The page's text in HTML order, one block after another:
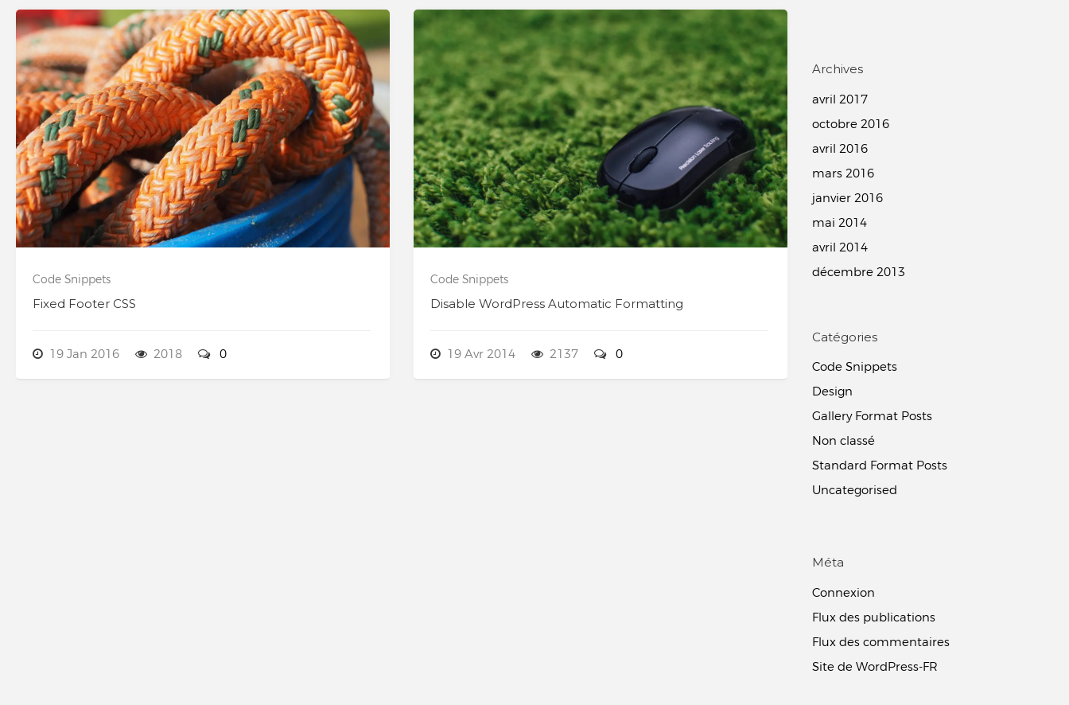
Code Snippets
Fixed Footer CSS
19 Jan 2016 2018 0
Code Snippets
Disable WordPress Automatic Formatting
19 Avr 2014 2137 0
Archives
avril 2017
octobre 2016
avril 2016
mars 2016
janvier 2016
mai 2014
avril 2014
décembre 2013
Catégories
Code Snippets
Design
Gallery Format Posts
Non classé
Standard Format Posts
Uncategorised
Méta
Connexion
Flux des publications
Flux des commentaires
Site de WordPress-FR